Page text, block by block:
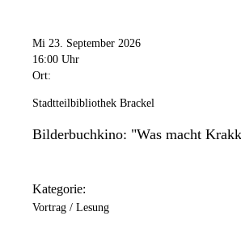
Mi 23. September 2026
16:00 Uhr
Ort:
Stadtteilbibliothek Brackel
Bilderbuchkino: "Was macht
Kategorie:
Vortrag / Lesung